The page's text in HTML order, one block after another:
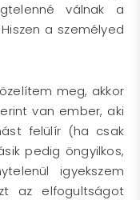
válnak a
a személyed
meg, akkor
van ember, aki
felülír (ha csak
pedig öngyilkos,
igyekszem
az elfogultságot